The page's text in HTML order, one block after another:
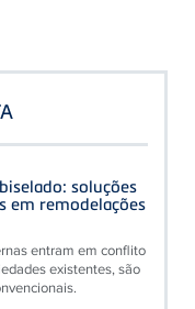
soluções
em remodelações
entram em conflito
existentes, são